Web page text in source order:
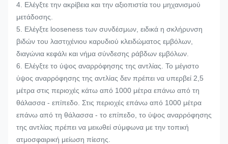
4. Ελέγξτε την ακρίβεια και την αξιοπιστία του μηχανισμού
μετάδοσης.
5. Ελέγξτε looseness των συνδέσμων, ειδικά η σκλήρυνση
βιδών του λαστιχένιου καρυδιού κλειδώματος εμβόλων,
διαγώνια κεφάλι και νήμα σύνδεσης ράβδων εμβόλων.
6. Ελέγξτε το ύψος αναρρόφησης της αντλίας. Το μέγιστο
ύψος αναρρόφησης της αντλίας δεν πρέπει να υπερβεί 2,5
μέτρα στις περιοχές κάτω από 1000 μέτρα επάνω από τη
θάλασσα - επίπεδο. Στις περιοχές επάνω από 1000 μέτρα
επάνω από τη θάλασσα - το επίπεδο, το ύψος αναρρόφησης
της αντλίας πρέπει να μειωθεί σύμφωνα με την τοπική
ατμοσφαιρική μείωση πίεσης.